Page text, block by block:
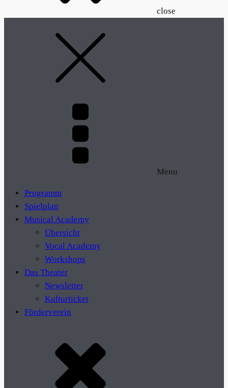
close
Menu
Programm
Spielplan
Musical Academy
Übersicht
Vocal Academy
Workshops
Das Theater
Newsletter
Kulturticket
Förderverein